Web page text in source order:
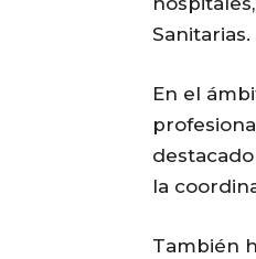
Sanitarias.
En el
la
También